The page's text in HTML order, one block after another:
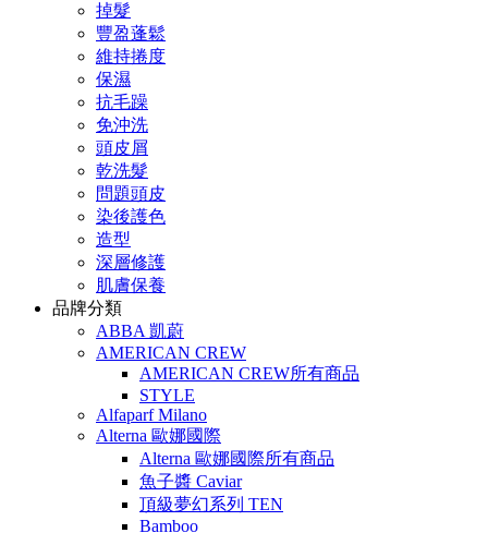
掉髮
豐盈蓬鬆
維持捲度
保濕
抗毛躁
免沖洗
頭皮屑
乾洗髮
問題頭皮
染後護色
造型
深層修護
肌膚保養
品牌分類
ABBA 凱蔚
AMERICAN CREW
AMERICAN CREW所有商品
STYLE
Alfaparf Milano
Alterna 歐娜國際
Alterna 歐娜國際所有商品
魚子醬 Caviar
頂級夢幻系列 TEN
Bamboo